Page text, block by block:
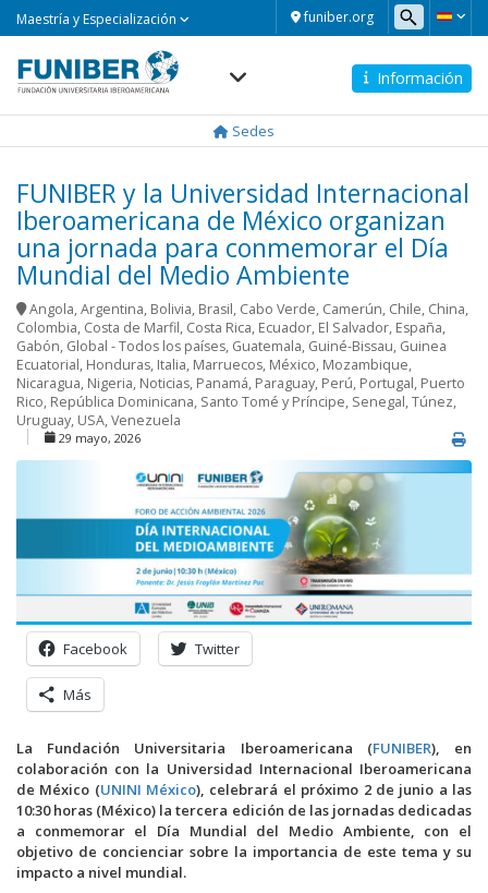
funiber.org
Maestría y Especialización
Información
Sedes
FUNIBER y la Universidad Internacional
Iberoamericana de México organizan
una jornada para conmemorar el Día
Mundial del Medio Ambiente
Angola,Argentina, Bolivia, Brasil, Cabo Verde, Camerún, Chile, China,
Colombia, Costa de Marfil, Costa Rica, Ecuador, El Salvador, España,
Gabón, Global - Todos los países, Guatemala, Guiné-Bissau, Guinea
Ecuatorial, Honduras, Italia, Marruecos, México, Mozambique,
Nicaragua, Nigeria, Noticias, Panamá, Paraguay, Perú, Portugal, Puerto
Rico, República Dominicana, Santo Tomé y Príncipe, Senegal,Túnez,
Uruguay, USA,Venezuela
29 mayo, 2026
Facebook Twitter
Más
La Fundación Universitaria Iberoamericana (FUNIBER), en
colaboración con la Universidad Internacional Iberoamericana
de México (UNINI México), celebrará el próximo 2 de junio a las
10:30 horas (México) la tercera edición de las jornadas dedicadas
a conmemorar el Día Mundial del Medio Ambiente, con el
objetivo de concienciar sobre la importancia de este tema y su
impacto a nivel mundial.